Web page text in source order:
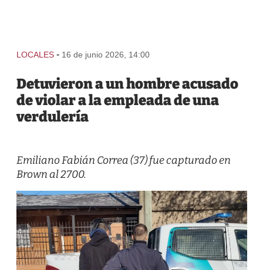
LOCALES - 16 de junio 2026, 14:00
Detuvieron a un hombre acusado
de violar a la empleada de una
verdulería
Emiliano Fabián Correa (37) fue capturado en
Brown al 2700.